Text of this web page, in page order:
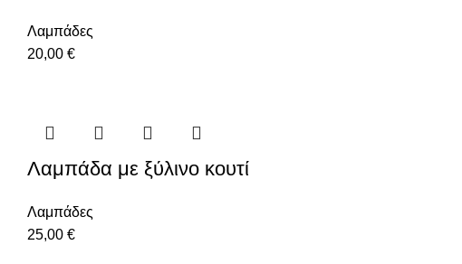
Λαμπάδες
20,00 €
Λαμπάδα με ξύλινο κουτί
Λαμπάδες
25,00 €